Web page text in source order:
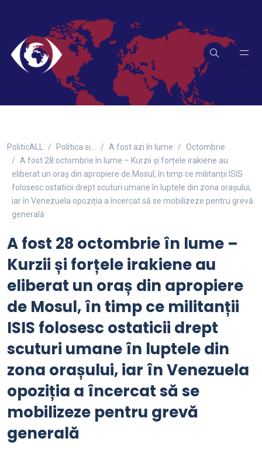
PoliticALL Politica si… A fost azi în lume
Octombrie
A fost 28 octombrie în lume – Kurzii și forțele irakiene au
eliberat un oraș din apropiere de Mosul, în timp ce militanții ISIS
folosesc ostaticii drept scuturi umane în luptele din zona orașului,
iar în Venezuela opoziția a încercat să se mobilizeze pentru grevă
generală
A fost 28 octombrie în lume –
Kurzii și forțele irakiene au
eliberat un oraș din apropiere
de Mosul, în timp ce militanții
ISIS folosesc ostaticii drept
scuturi umane în luptele din
zona orașului, iar în Venezuela
opoziția a încercat să se
mobilizeze pentru grevă
generală